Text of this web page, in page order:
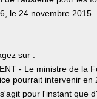
le 24 novembre 2015
sur :
- Le ministre de la
pourrait intervenir en
pour l'instant que